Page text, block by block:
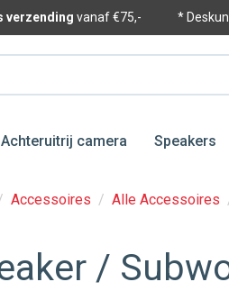
verzending vanaf €75,- *
Achteruitrij camera Speakers
Accessoires / Alle Accessoires
/